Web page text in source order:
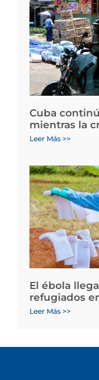
Cuba
mientras la
Leer Más >>
El ébola
refugiados
Leer Más >>